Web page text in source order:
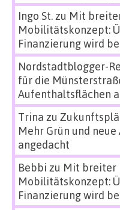
Ingo St.zu Mit
Mobilitätskonzept:
Finanzierung wird
Nordstadtblogger-
für die
Aufenthaltsflächen
Trina zu
Mehr Grün und
angedacht
Bebbi zu Mit breiter
Mobilitätskonzept:
Finanzierung wird